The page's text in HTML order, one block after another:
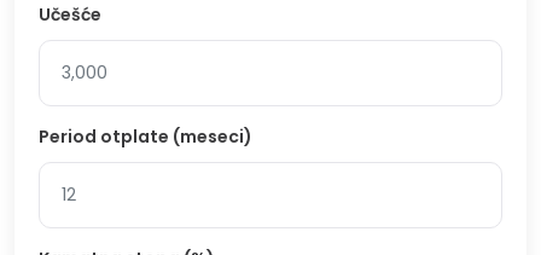
Učešće
Period otplate (meseci)